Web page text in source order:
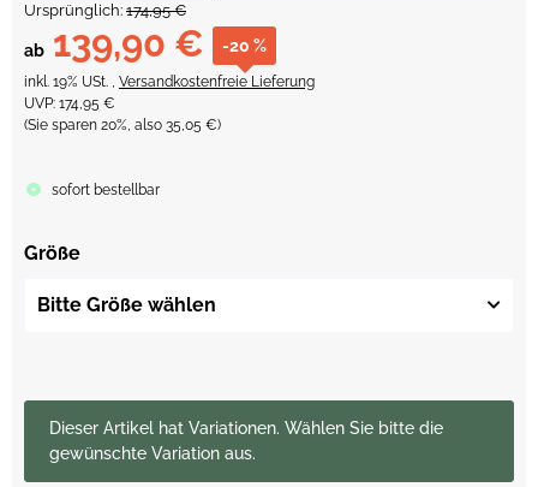
Ursprünglich: 174,95 €
ab 139,90 € -20 %
inkl. 19% USt. , Versandkostenfreie Lieferung
UVP: 174,95 €
(Sie sparen 20%, also 35,05 €)
sofort bestellbar
Größe
Bitte Größe wählen
xDieser Artikel hat Variationen. Wählen Sie bitte die
gewünschte Variation aus.